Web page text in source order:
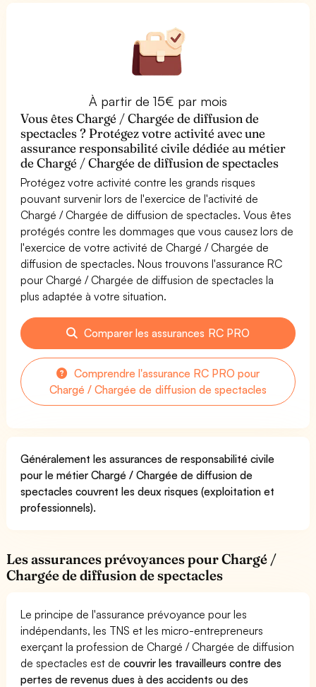
À partir de 15€ par mois
Vous êtes Chargé / Chargée de diffusion de
spectacles ? Protégez votre activité avec une
assurance responsabilité civile dédiée au métier
de Chargé / Chargée de diffusion de spectacles
Protégez votre activité contre les grands risques
pouvant survenir lors de l'exercice de l'activité de
Chargé / Chargée de diffusion de spectacles. Vous êtes
protégés contre les dommages que vous causez lors de
l'exercice de votre activité de Chargé / Chargée de
diffusion de spectacles. Nous trouvons l'assurance RC
pour Chargé / Chargée de diffusion de spectacles la
plus adaptée à votre situation.
Comparer les assurances RC PRO
Comprendre l'assurance RC PRO pour
Chargé / Chargée de diffusion de spectacles
Généralement les assurances de responsabilité civile
pour le métier Chargé / Chargée de diffusion de
spectacles couvrent les deux risques (exploitation et
professionnels).
Les assurances prévoyances pour Chargé /
Chargée de diffusion de spectacles
Le principe de l'assurance prévoyance pour les
indépendants, les TNS et les micro-entrepreneurs
exerçant la profession de Chargé / Chargée de diffusion
de spectacles est decouvrir les travailleurs contre des
pertes de revenus dues à des accidents ou des